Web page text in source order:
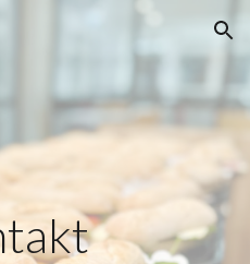
Skip to navigation